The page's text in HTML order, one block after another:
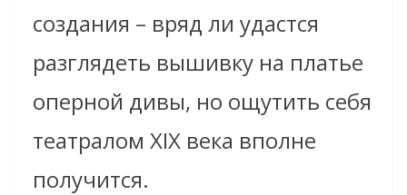
создания – вряд ли удастся
разглядеть вышивку на платье
оперной дивы, но ощутить себя
театралом XIX века вполне
получится.